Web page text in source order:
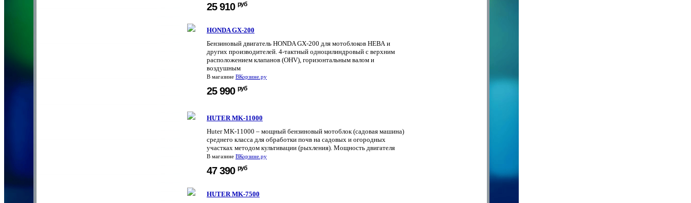
25 910 руб
HONDA GX-200
Бензиновый двигатель HONDA GX-200 для мотоблоков НЕВА и
других производителей. 4-тактный одноцилиндровый с верхним
расположением клапанов (ОНV), горизонтальным валом и
воздушным
В магазине ВКорзине.ру
25 990 руб
HUTER MK-11000
Huter MK-11000 – мощный бензиновый мотоблок (садовая машина)
среднего класса для обработки почв на садовых и огородных
участках методом культивации (рыхления). Мощность двигателя
В магазине ВКорзине.ру
47 390 руб
HUTER MK-7500